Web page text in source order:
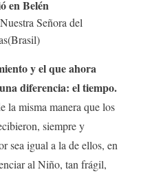
en Belén
Señora del
y el que ahora
diferencia: el tiempo.
la misma manera que los
siempre y
sea igual a la de ellos, en
al Niño, tan frágil,